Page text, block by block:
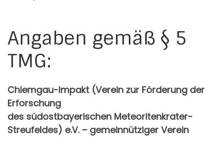
Angaben gemäß § 5
TMG:
Chiemgau-Impakt (Verein zur Förderung der
Erforschung
des südostbayerischen Meteoritenkrater-
Streufeldes) e.V. – gemeinnütziger Verein